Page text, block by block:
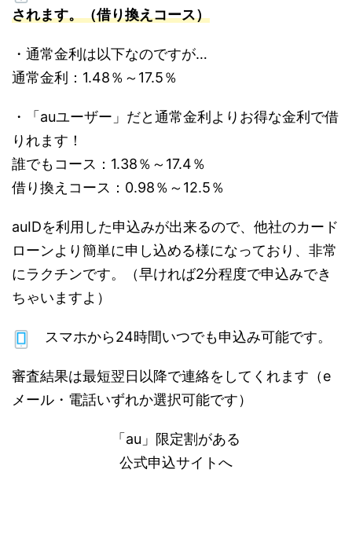
されます。（借り換えコース）
・通常金利は以下なのですが…
通常金利：1.48％～17.5％
・「auユーザー」だと通常金利よりお得な金利で借
りれます！
誰でもコース：1.38％～17.4％
借り換えコース：0.98％～12.5％
auIDを利用した申込みが出来るので、他社のカード
ローンより簡単に申し込める様になっており、非常
にラクチンです。（早ければ2分程度で申込みでき
ちゃいますよ）
スマホから24時間いつでも申込み可能です。
審査結果は最短翌日以降で連絡をしてくれます（e
メール・電話いずれか選択可能です）
「au」限定割がある
公式申込サイトへ